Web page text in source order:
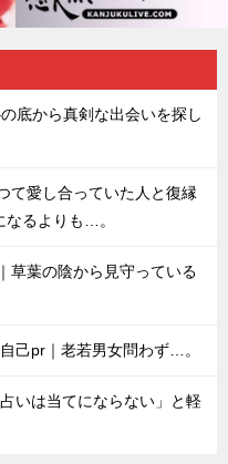
底から真剣な出会いを探し
て愛し合っていた人と復縁
なるよりも…。
草葉の陰から見守っている
己pr｜老若男女問わず…。
いは当てにならない」と軽